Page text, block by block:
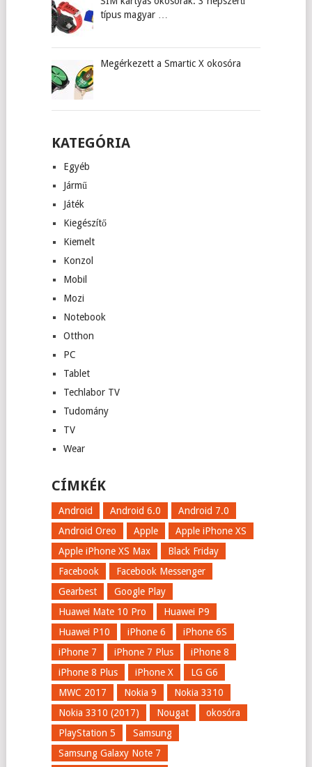
típus magyar …
Megérkezett a Smartic X okosóra
KATEGÓRIA
Egyéb
Jármű
Játék
Kiegészítő
Kiemelt
Konzol
Mobil
Mozi
Notebook
Otthon
PC
Tablet
Techlabor TV
Tudomány
TV
Wear
CÍMKÉK
Android Android 6.0
Android 7.0
Android Oreo
Apple
Apple iPhone XS
Apple iPhone XS Max
Black Friday
Facebook
Facebook Messenger
Gearbest
Google Play
Huawei Mate 10 Pro
Huawei P9
Huawei P10
iPhone 6
iPhone 6S
iPhone 7
iPhone 7 Plus
iPhone 8
iPhone 8 Plus
iPhone X
LG G6
MWC 2017
Nokia 9
Nokia 3310
Nokia 3310 (2017)
Nougat
okosóra
PlayStation 5
Samsung
Samsung Galaxy Note 7